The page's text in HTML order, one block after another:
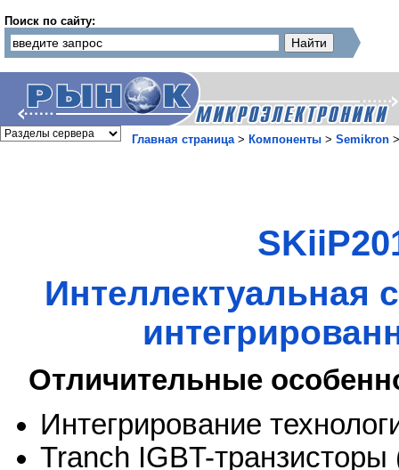
Поиск по сайту:
Главная страница> Компоненты > Semikron
Интеллектуальная
Отличительные
Интегрирование
Tranch IGBT-